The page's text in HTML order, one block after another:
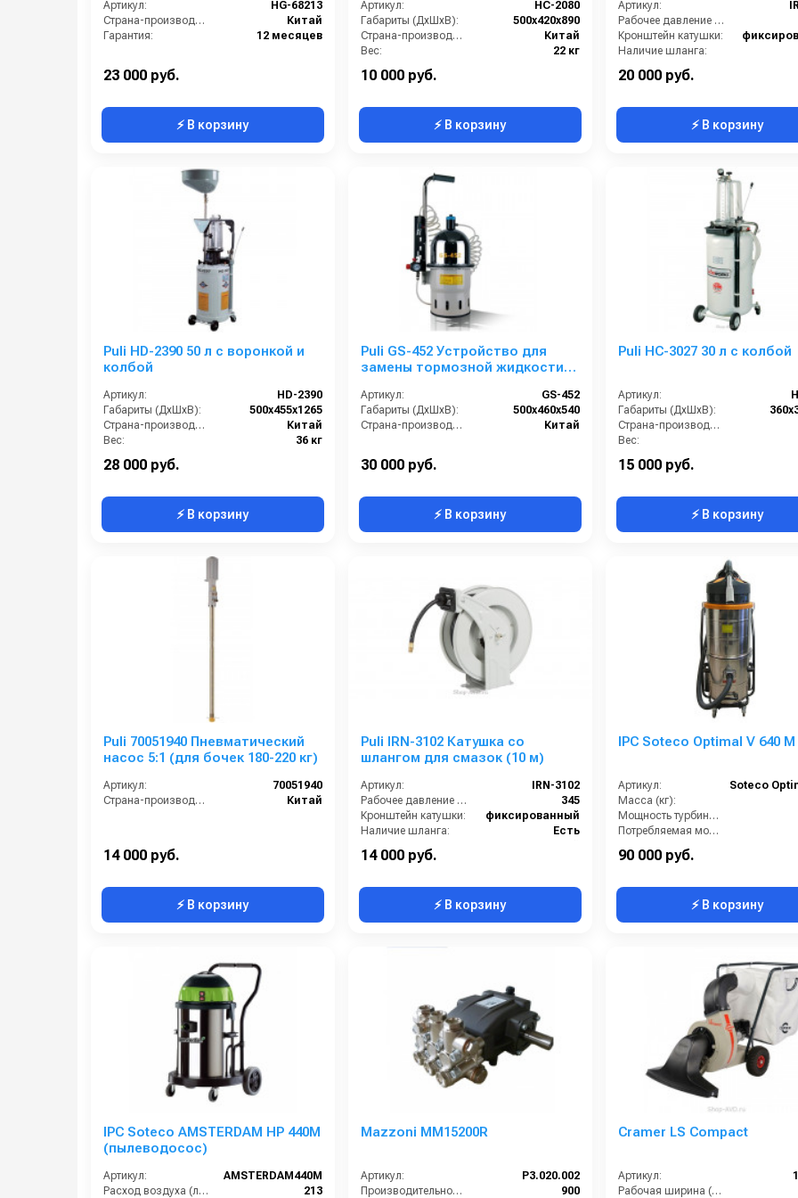
кг)
Артикул:
HG-68213
Страна-производитель:
Китай
Гарантия:
12 месяцев
23 000 руб.
⚡ В корзину
Артикул:
НС-2080
Габариты (ДхШхВ):
500х420х890
Страна-производитель:
Китай
Вес:
22 кг
10 000 руб.
⚡ В корзину
Артикул:
Рабочее давление (бар):
Кронштейн катушки:
Наличие шланга:
20 000 руб.
⚡ В корзину
Puli HD-2390 50 л с воронкой и
колбой
Артикул:
HD-2390
Габариты (ДхШхВ):
500х455х1265
Страна-производитель:
Китай
Вес:
36 кг
28 000 руб.
⚡ В корзину
Puli GS-452 Устройство для
замены тормозной жидкости
Артикул:
GS-452
Габариты (ДхШхВ):
500х460х540
Страна-производитель:
Китай
30 000 руб.
⚡ В корзину
Puli HC-3027 30 л с колбой
Артикул:
Габариты (ДхШхВ):
Страна-производитель:
Вес:
15 000 руб.
⚡ В корзину
Puli 70051940 Пневматический
насос 5:1 (для бочек 180-220 кг)
Артикул:
70051940
Страна-производитель:
Китай
14 000 руб.
⚡ В корзину
Puli IRN-3102 Катушка со
шлангом для смазок (10 м)
Артикул:
IRN-3102
Рабочее давление (бар):
345
Кронштейн катушки:
фиксированный
Наличие шланга:
Есть
14 000 руб.
⚡ В корзину
IPC Soteco Optimal V 640 M
Артикул:
Масса (кг):
Мощность турбины (Вт):
Потребляемая мощность (Вт):
Уровень шума (дБ):
90 000 руб.
⚡ В корзину
IPC Soteco AMSTERDAM HP 440M
(пылеводосос)
Артикул:
AMSTERDAM440M
Расход воздуха (л/сек):
213
Mazzoni MM15200R
Артикул:
P3.020.002
Производительность (л/ч):
900
Cramer LS Compact
Артикул:
Рабочая ширина (мм):